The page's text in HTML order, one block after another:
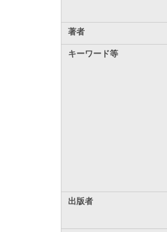
著者
キーワード等
出版者